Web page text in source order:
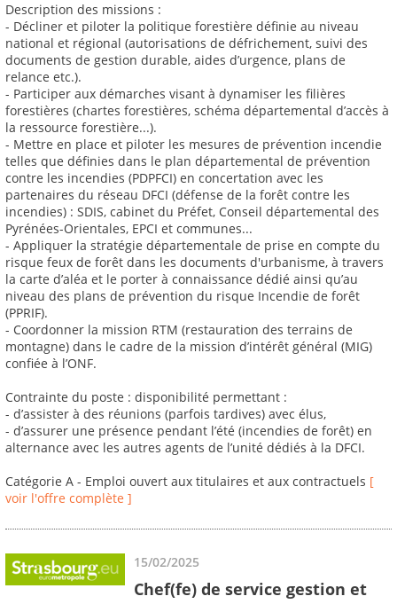
Description des missions :
- Décliner et piloter la politique forestière définie au niveau
national et régional (autorisations de défrichement, suivi des
documents de gestion durable, aides d’urgence, plans de
relance etc.).
- Participer aux démarches visant à dynamiser les filières
forestières (chartes forestières, schéma départemental d’accès à
la ressource forestière...).
- Mettre en place et piloter les mesures de prévention incendie
telles que définies dans le plan départemental de prévention
contre les incendies (PDPFCI) en concertation avec les
partenaires du réseau DFCI (défense de la forêt contre les
incendies) : SDIS, cabinet du Préfet, Conseil départemental des
Pyrénées-Orientales, EPCI et communes...
- Appliquer la stratégie départementale de prise en compte du
risque feux de forêt dans les documents d'urbanisme, à travers
la carte d’aléa et le porter à connaissance dédié ainsi qu’au
niveau des plans de prévention du risque Incendie de forêt
(PPRIF).
- Coordonner la mission RTM (restauration des terrains de
montagne) dans le cadre de la mission d’intérêt général (MIG)
confiée à l’ONF.
Contrainte du poste : disponibilité permettant :
- d’assister à des réunions (parfois tardives) avec élus,
- d’assurer une présence pendant l’été (incendies de forêt) en
alternance avec les autres agents de l’unité dédiés à la DFCI.
Catégorie A - Emploi ouvert aux titulaires et aux contractuels [
voir l'offre complète ]
15/02/2025
Chef(fe) de service gestion et